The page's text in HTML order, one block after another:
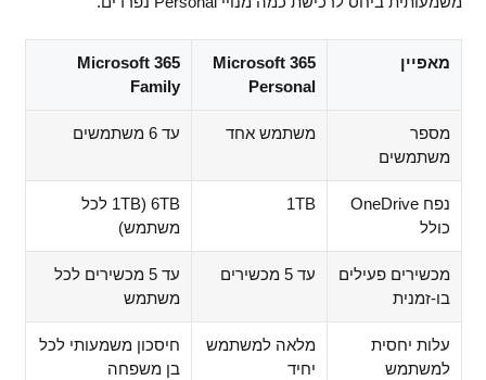
מאפיין
Microsoft 365
Personal
Microsoft 365
Family
מספר
משתמשים
משתמש אחד עד 6 משתמשים
נפח OneDrive
כולל
1TB
6TB (1TB לכל
משתמש)
מכשירים פעילים
בו-זמנית
עד 5 מכשירים
עד 5 מכשירים לכל
משתמש
עלות יחסית
למשתמש
מלאה למשתמש
יחיד
חיסכון משמעותי לכל
בן משפחה